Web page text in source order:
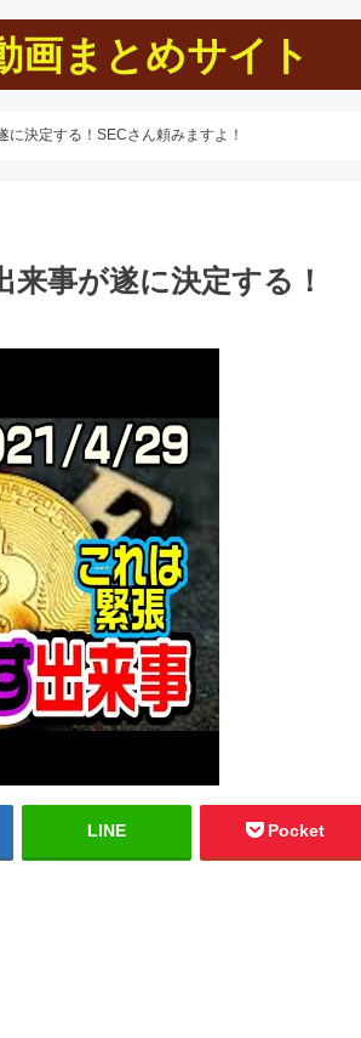
画まとめサイト
に決定する！SECさん頼みますよ！
事が遂に決定する！
LINE Pocket